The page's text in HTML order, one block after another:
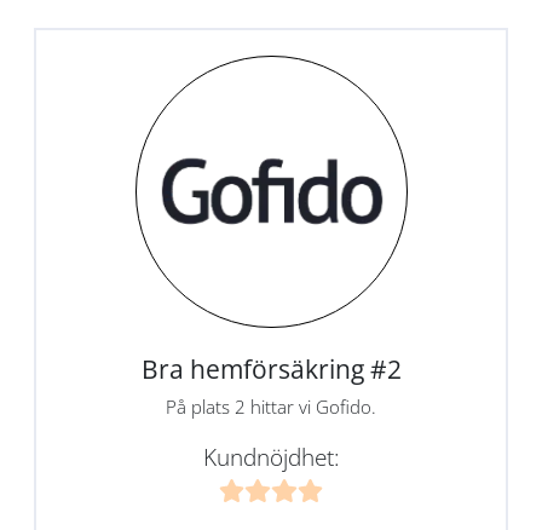
Bra hemförsäkring #2
På plats 2 hittar vi Gofido.
Kundnöjdhet: